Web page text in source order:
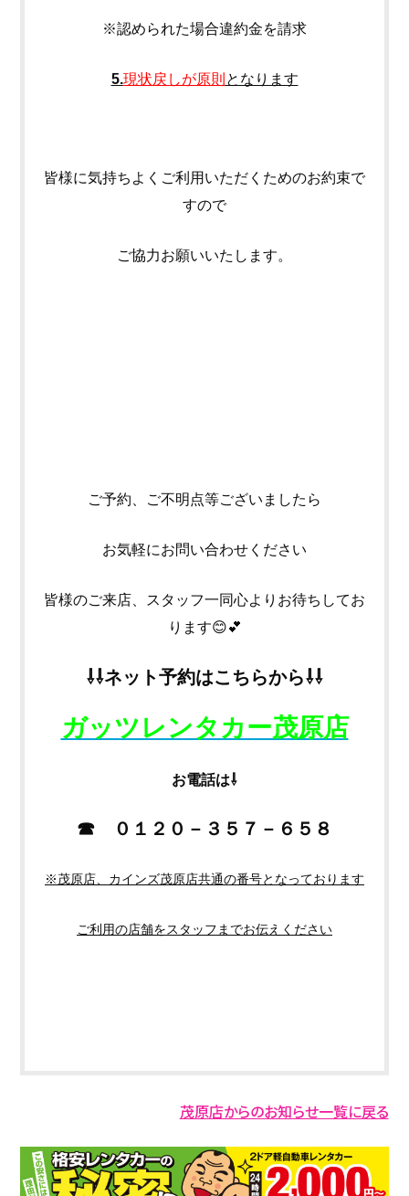
※認められた場合違約金を請求
5.現状戻しが原則 となります
皆様に気持ちよくご利用いただくためのお約束で
すので
ご協力お願いいたします。
ご予約、ご不明点等ございましたら
お気軽にお問い合わせください
皆様のご来店、スタッフ一同心よりお待ちしてお
ります😊💕
⇩⇩ネット予約はこちらから⇩⇩
ガッツレンタカー茂原店
お電話は⇩
☎ ０１２０－３５７－６５８
※茂原店、カインズ茂原店共通の番号となっております
ご利用の店舗をスタッフまでお伝えください
茂原店からのお知らせ一覧に戻る